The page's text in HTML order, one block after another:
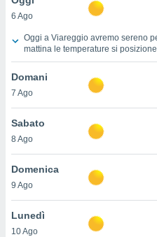
è
ci
di
il
un
la
6 Ago
Previsioni Meteo Viareggio
Oggi a Viareggio avremo sereno
mattina le temperature si
pomeriggio intorno ai29°C. La
. Venti dal Ovest durante la
km/h.
Domani
7 Ago
Sabato
8 Ago
Domenica
9 Ago
Lunedì
10 Ago